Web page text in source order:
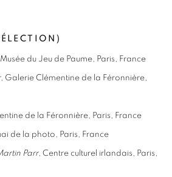
du Jeu de Paume, Paris, France
, Galerie Clémentine de la Féronnière,
de la Féronnière, Paris, France
de la photo, Paris, France
Parr, Centre culturel irlandais, Paris,